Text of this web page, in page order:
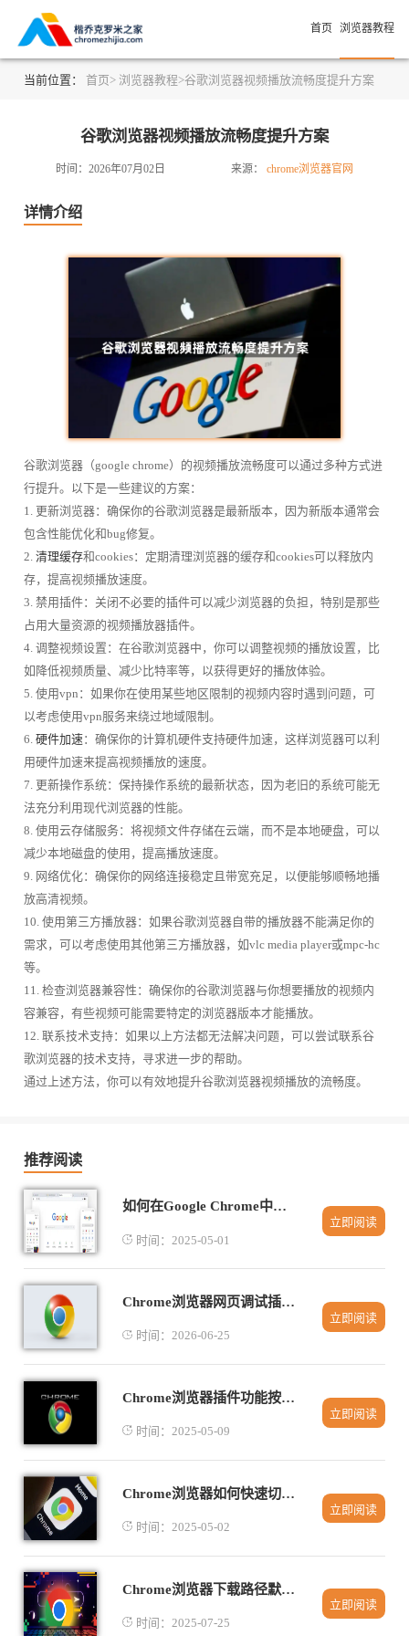
首页 浏览器教程
当前位置： 首页> 浏览器教程>谷歌浏览器视频播放流畅度提升方案
谷歌浏览器视频播放流畅度提升方案
时间：2026年07月02日 来源： chrome浏览器官网
详情介绍
谷歌浏览器（google chrome）的视频播放流畅度可以通过多种方式进
行提升。以下是一些建议的方案：
1. 更新浏览器：确保你的谷歌浏览器是最新版本，因为新版本通常会
包含性能优化和bug修复。
2. 清理缓存和cookies：定期清理浏览器的缓存和cookies可以释放内
存，提高视频播放速度。
3. 禁用插件：关闭不必要的插件可以减少浏览器的负担，特别是那些
占用大量资源的视频播放器插件。
4. 调整视频设置：在谷歌浏览器中，你可以调整视频的播放设置，比
如降低视频质量、减少比特率等，以获得更好的播放体验。
5. 使用vpn：如果你在使用某些地区限制的视频内容时遇到问题，可
以考虑使用vpn服务来绕过地域限制。
6. 硬件加速：确保你的计算机硬件支持硬件加速，这样浏览器可以利
用硬件加速来提高视频播放的速度。
7. 更新操作系统：保持操作系统的最新状态，因为老旧的系统可能无
法充分利用现代浏览器的性能。
8. 使用云存储服务：将视频文件存储在云端，而不是本地硬盘，可以
减少本地磁盘的使用，提高播放速度。
9. 网络优化：确保你的网络连接稳定且带宽充足，以便能够顺畅地播
放高清视频。
10. 使用第三方播放器：如果谷歌浏览器自带的播放器不能满足你的
需求，可以考虑使用其他第三方播放器，如vlc media player或mpc-hc
等。
11. 检查浏览器兼容性：确保你的谷歌浏览器与你想要播放的视频内
容兼容，有些视频可能需要特定的浏览器版本才能播放。
12. 联系技术支持：如果以上方法都无法解决问题，可以尝试联系谷
歌浏览器的技术支持，寻求进一步的帮助。
通过上述方法，你可以有效地提升谷歌浏览器视频播放的流畅度。
推荐阅读
如何在Google Chrome中解决视频播放时的缓冲问题
时间：2025-05-01
立即阅读
Chrome浏览器网页调试插件操作全流程教程解析
时间：2026-06-25
立即阅读
Chrome浏览器插件功能按钮消失了怎么办
时间：2025-05-09
立即阅读
Chrome浏览器如何快速切换多个Google账户
时间：2025-05-02
立即阅读
Chrome浏览器下载路径默认在哪
时间：2025-07-25
立即阅读